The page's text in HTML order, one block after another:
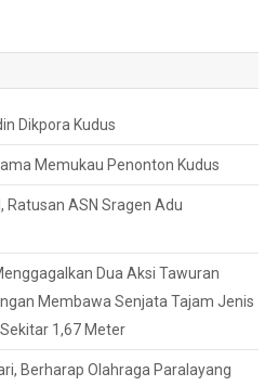
Dikpora Kudus
Memukau Penonton Kudus
Ratusan ASN Sragen Adu
Dua Aksi Tawuran
Membawa Senjata Tajam Jenis
1,67 Meter
Berharap Olahraga Paralayang